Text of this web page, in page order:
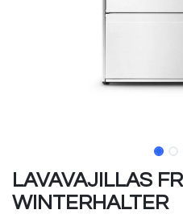
LAVAVAJILLAS
WINTERHALTER